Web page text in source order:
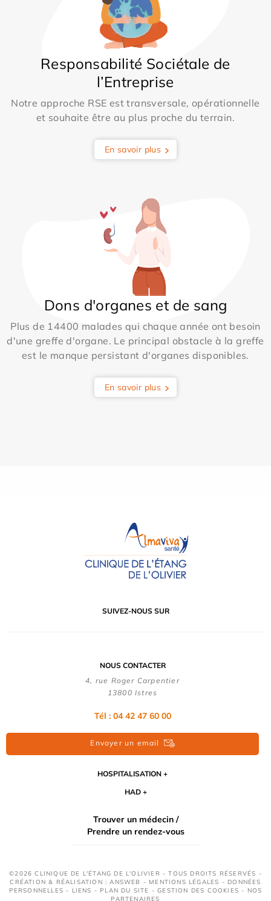
Responsabilité Sociétale de
l’Entreprise
Notre approche RSE est transversale, opérationnelle
et souhaite être au plus proche du terrain.
En savoir plus
Dons d'organes et de sang
Plus de 14400 malades qui chaque année ont besoin
d'une greffe d'organe. Le principal obstacle à la greffe
est le manque persistant d'organes disponibles.
En savoir plus
SUIVEZ-NOUS SUR
NOUS CONTACTER
4, rue Roger Carpentier
13800 Istres
Tél : 04 42 47 60 00
Envoyer un email
HOSPITALISATION
HAD
Trouver un médecin /
Prendre un rendez-vous
©2026 CLINIQUE DE L'ÉTANG DE L'OLIVIER - TOUS DROITS RÉSERVÉS -
CRÉATION & RÉALISATION : ANSWEB - MENTIONS LÉGALES - DONNÉES
PERSONNELLES - LIENS - PLAN DU SITE -GESTION DES COOKIES - NOS
PARTENAIRES